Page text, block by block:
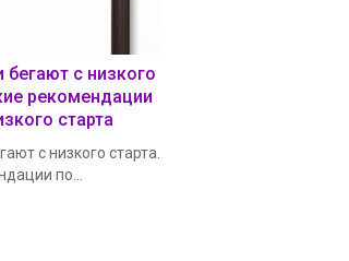
бегают с низкого
рекомендации
старта
с низкого старта.
по...